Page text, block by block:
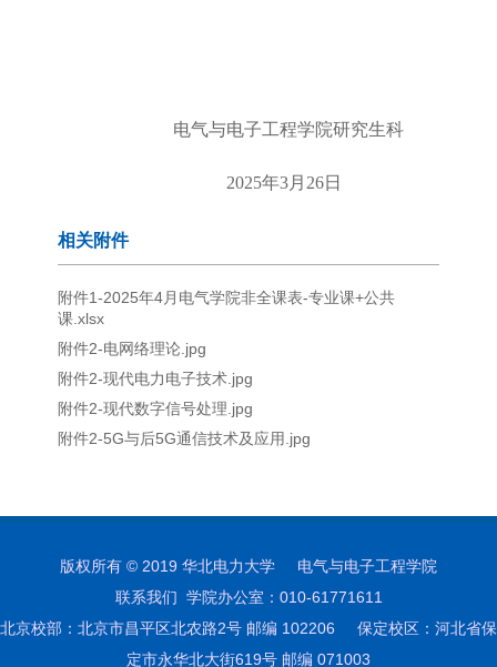
电气与电子工程学院研究生科
2025年3月26日
相关附件
附件1-2025年4月电气学院非全课表-专业课+公共
课.xlsx
附件2-电网络理论.jpg
附件2-现代电力电子技术.jpg
附件2-现代数字信号处理.jpg
附件2-5G与后5G通信技术及应用.jpg
版权所有 © 2019 华北电力大学 电气与电子工程学院
联系我们 学院办公室：010-61771611
北京校部：北京市昌平区北农路2号 邮编 102206 保定校区：河北省保
定市永华北大街619号 邮编 071003